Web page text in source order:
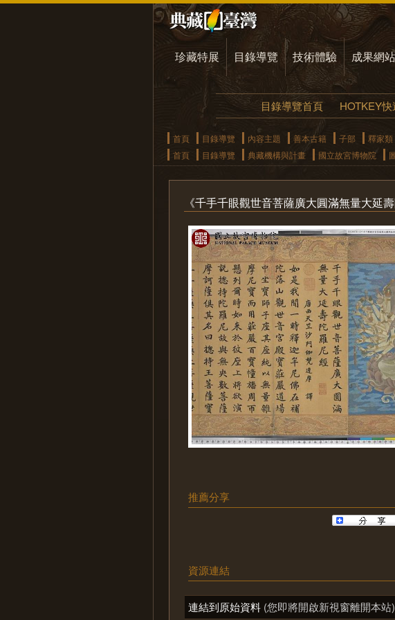
珍藏特展 目錄導覽 技術體驗 成果網
目錄導覽首頁 HOTKEY
首頁 目錄導覽 內容主題 善本古籍 子部
釋家類
首頁
目錄導覽 典藏機構與計畫 國立故宮博物院
《千手千眼觀世音菩薩廣大圓滿無量大延壽
推薦分享
資源連結
連結到原始資料 (您即將開啟新視窗離開本站)